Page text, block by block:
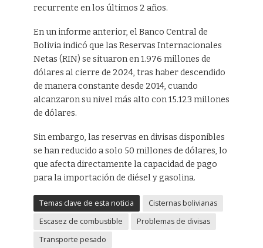
recurrente en los últimos 2 años.
En un informe anterior, el Banco Central de
Bolivia indicó que las Reservas Internacionales
Netas (RIN) se situaron en 1.976 millones de
dólares al cierre de 2024, tras haber descendido
de manera constante desde 2014, cuando
alcanzaron su nivel más alto con 15.123 millones
de dólares.
Sin embargo, las reservas en divisas disponibles
se han reducido a solo 50 millones de dólares, lo
que afecta directamente la capacidad de pago
para la importación de diésel y gasolina.
Temas clave de esta noticia
Cisternas bolivianas
Escasez de combustible
Problemas de divisas
Transporte pesado